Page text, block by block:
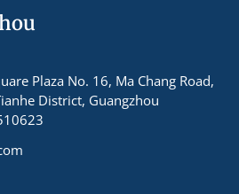
Plaza No. 16, Ma Chang Road,
District, Guangzhou